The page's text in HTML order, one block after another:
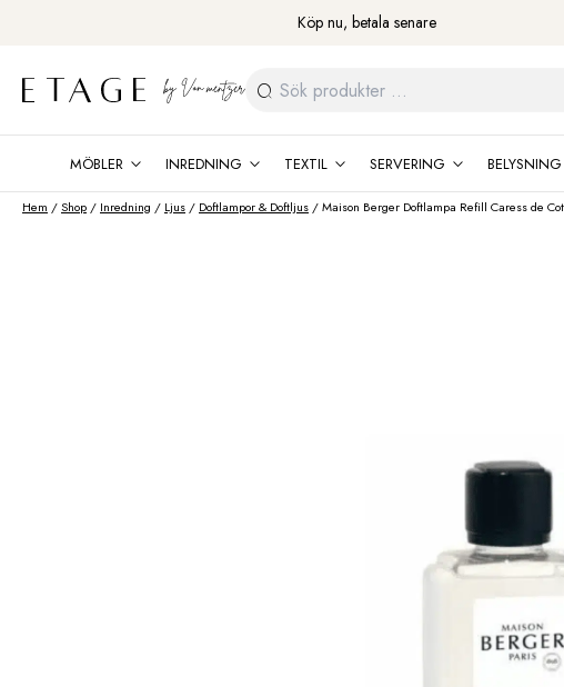
Köp nu, betala senare
Sök
efter:
MÖBLER INREDNING TEXTIL SERVERING BELYSNING
Hem /Shop / Inredning / Ljus / Doftlampor & Doftljus / Maison Berger Doftlampa Refill Caress de